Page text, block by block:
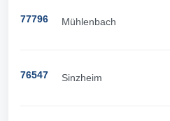
77796 Mühlenbach
76547 Sinzheim